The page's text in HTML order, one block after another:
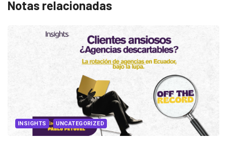
Notas relacionadas